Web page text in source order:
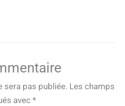
sera pas publiée. Les champs
avec *